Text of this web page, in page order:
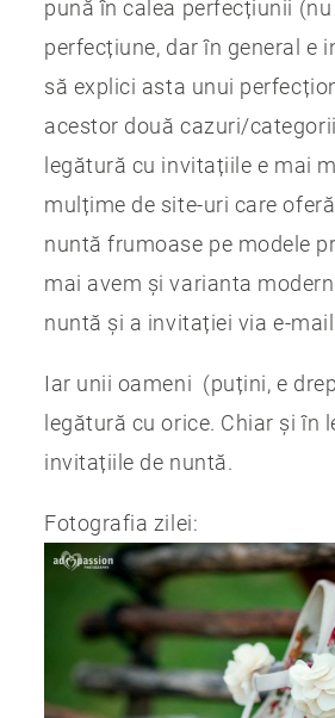
pună în calea perfecțiunii
perfecțiune, dar în general e
să explici asta unui
acestor două cazuri/
legătură cu invitațiile e mai
mulțime de site-uri care
nuntă frumoase pe modele
mai avem și varianta
nuntă și a invitației via e-
Iar unii oameni (puțini, e
legătură cu orice. Chiar și în
invitațiile de nuntă.
Fotografia zilei: